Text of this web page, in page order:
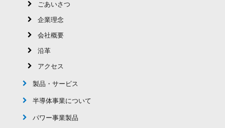
ごあいさつ
企業理念
会社概要
沿革
アクセス
製品・サービス
半導体事業について
パワー事業製品